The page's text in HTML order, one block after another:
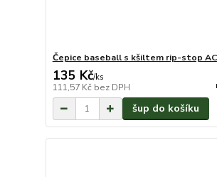
Čepice baseball s kšiltem rip-stop
135 Kč/ks
111,57 Kč bez DPH
šup do košíku